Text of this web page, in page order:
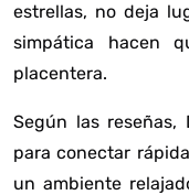
estrellas, no deja
simpática hacen
placentera.
Según las reseñas,
para conectar
un ambiente